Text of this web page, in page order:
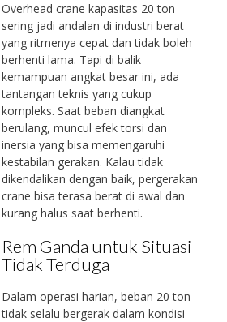
Overhead crane kapasitas 20 ton
sering jadi andalan di industri berat
yang ritmenya cepat dan tidak boleh
berhenti lama. Tapi di balik
kemampuan angkat besar ini, ada
tantangan teknis yang cukup
kompleks. Saat beban diangkat
berulang, muncul efek torsi dan
inersia yang bisa memengaruhi
kestabilan gerakan. Kalau tidak
dikendalikan dengan baik, pergerakan
crane bisa terasa berat di awal dan
kurang halus saat berhenti.
Rem Ganda untuk Situasi
Tidak Terduga
Dalam operasi harian, beban 20 ton
tidak selalu bergerak dalam kondisi